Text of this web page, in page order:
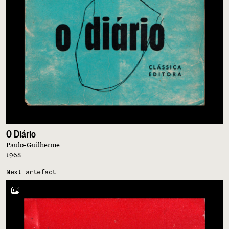
O Diário
Paulo-Guilherme
1968
Next artefact